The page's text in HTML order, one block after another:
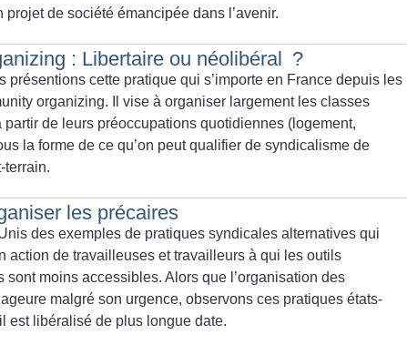
projet de société émancipée dans l’avenir.
: Libertaire ou néolibéral ?
présentions cette pratique qui s’importe en France depuis les
organizing. Il vise à organiser largement les classes
partir de leurs préoccupations quotidiennes (logement,
la forme de ce qu’on peut qualifier de syndicalisme de
terrain.
les précaires
des exemples de pratiques syndicales alternatives qui
action de travailleuses et travailleurs à qui les outils
sont moins accessibles. Alors que l’organisation des
malgré son urgence, observons ces pratiques états-
est libéralisé de plus longue date.